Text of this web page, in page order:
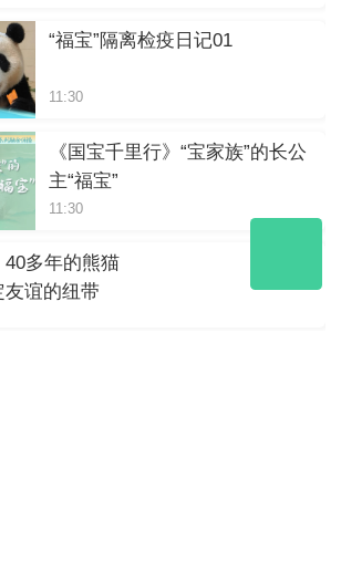
“福宝”隔离检疫日记01
11:30
《国宝千里行》“宝家族”的长公
主“福宝”
11:30
40多年的熊猫
谊的纽带